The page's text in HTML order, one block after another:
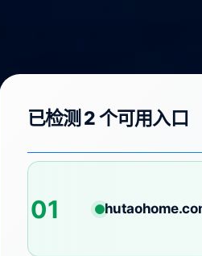
已检测 2 个可用入口
01